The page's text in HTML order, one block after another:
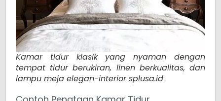
Kamar tidur klasik yang nyaman dengan
tempat tidur berukiran, linen berkualitas, dan
lampu meja elegan-interior splusa.id